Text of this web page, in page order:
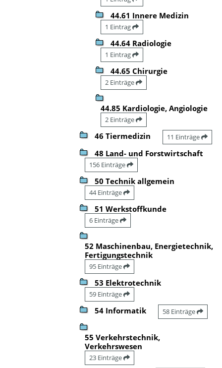
44.61 Innere Medizin
1 Eintrag
44.64 Radiologie
1 Eintrag
44.65 Chirurgie
2 Einträge
44.85 Kardiologie, Angiologie
2 Einträge
46 Tiermedizin 11 Einträge
48 Land- und Forstwirtschaft
156 Einträge
50 Technik allgemein
44 Einträge
51 Werkstoffkunde
6 Einträge
52 Maschinenbau, Energietechnik,
Fertigungstechnik
95 Einträge
53 Elektrotechnik
59 Einträge
54 Informatik 58 Einträge
55 Verkehrstechnik,
Verkehrswesen
23 Einträge